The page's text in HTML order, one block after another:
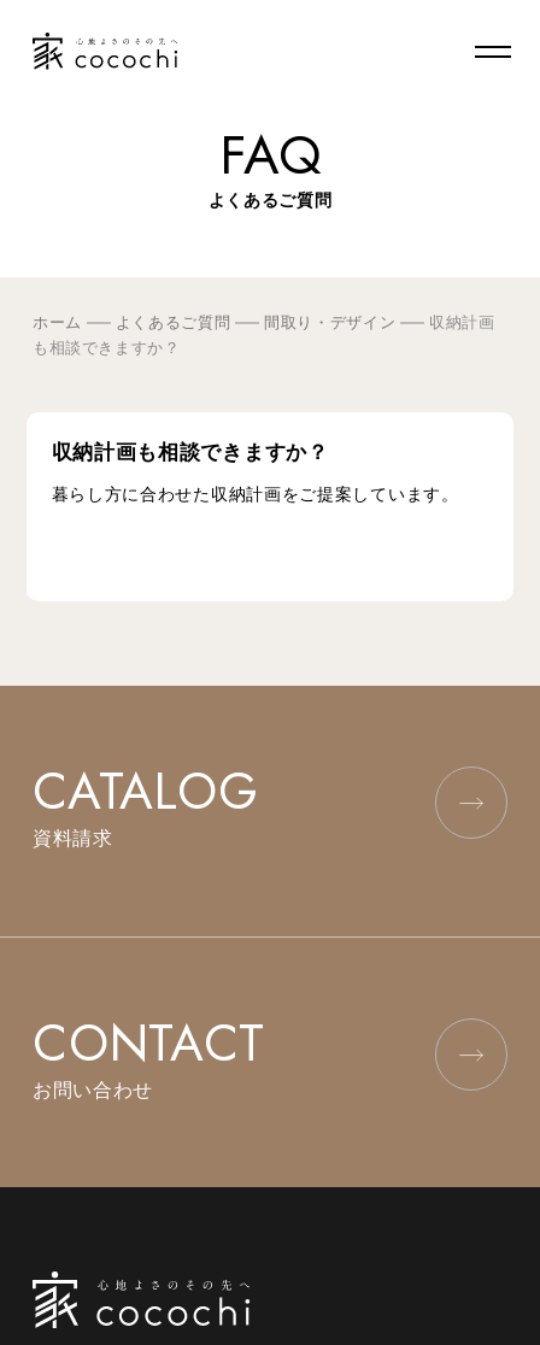
FAQ
よくあるご質問
ホーム よくあるご質問 間取り・デザイン
収納計画
も相談できますか？
収納計画も相談できますか？
暮らし方に合わせた収納計画をご提案しています。
CATALOG
資料請求
CONTACT
お問い合わせ